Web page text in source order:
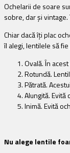
Ochelarii de soare
sobre, dar şi
Chiar dacă îţi plac
îl alegi, lentilele să
Ovală. În
Rotundă.
Pătrată.
Alungită.
Inimă. Evită
Nu alege lentile